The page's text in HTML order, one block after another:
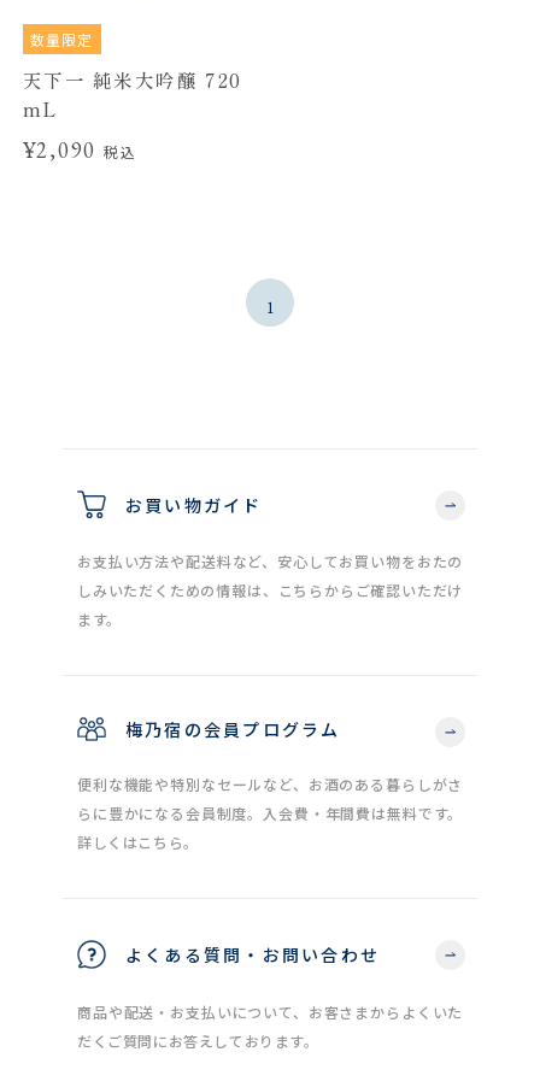
数量限定
天下一 純米大吟醸 720
mL
¥2,090税込
1
お買い物ガイド
お支払い方法や配送料など、安心してお買い物をおたの
しみいただくための情報は、こちらからご確認いただけ
ます。
梅乃宿の会員プログラム
便利な機能や特別なセールなど、お酒のある暮らしがさ
らに豊かになる会員制度。入会費・年間費は無料です。
詳しくはこちら。
よくある質問・お問い合わせ
商品や配送・お支払いについて、お客さまからよくいた
だくご質問にお答えしております。